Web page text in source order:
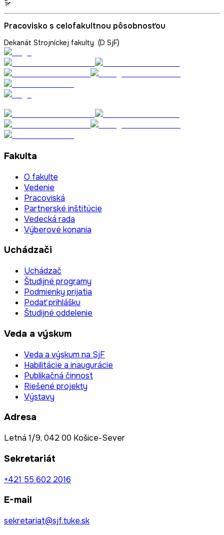
Pracovisko s celofakultnou pôsobnosťou
Dekanát Strojníckej fakulty (D SjF)
Fakulta
O fakulte
Vedenie
Pracoviská
Partnerské inštitúcie
Vedecká rada
Výberové konania
Uchádzači
Uchádzač
Študijné programy
Podmienky prijatia
Podať prihlášku
Študijné oddelenie
Veda a výskum
Veda a výskum na SjF
Habilitácie a inaugurácie
Publikačná činnost
Riešené projekty
Výstavy
Adresa
Letná 1/9, 042 00 Košice-Sever
Sekretariát
+421 55 602 2016
E-mail
sekretariat@sjf.tuke.sk